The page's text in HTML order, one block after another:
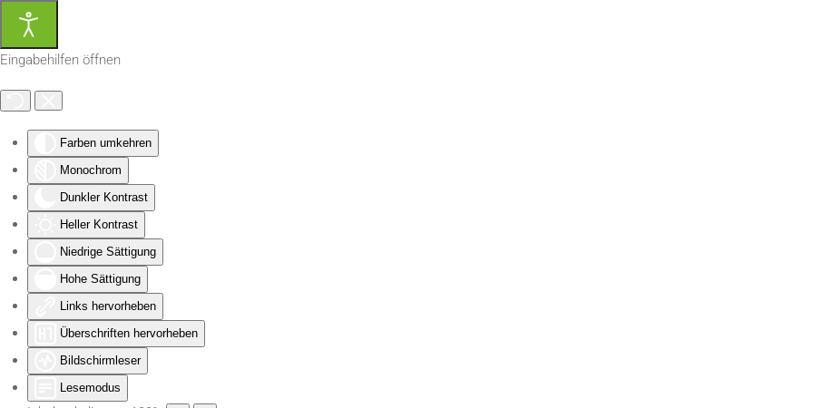
Eingabehilfen öffnen
Farben umkehren
Monochrom
Dunkler Kontrast
Heller Kontrast
Niedrige Sättigung
Hohe Sättigung
Links hervorheben
Überschriften hervorheben
Bildschirmleser
Lesemodus
Zum Hauptinhalt springen